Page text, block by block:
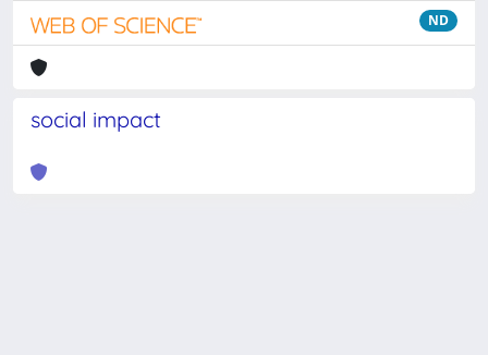
ND
social impact